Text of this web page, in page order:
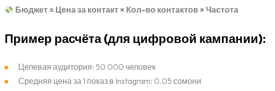
Бюджет = Цена за контакт × Кол-во контактов × Частота
Пример расчёта (для цифровой кампании):
Целевая аудитория: 50 000 человек
Средняя цена за 1 показ в Instagram: 0.05 сомони